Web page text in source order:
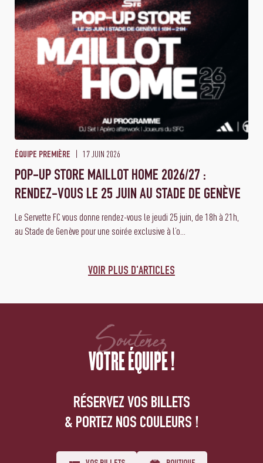
ÉQUIPE PREMIÈRE 17 JUIN 2026
POP-UP STORE MAILLOT HOME 2026/27 :
RENDEZ-VOUS LE 25 JUIN AU STADE DE GENÈVE
Le Servette FC vous donne rendez-vous le jeudi 25 juin, de 18h à 21h,
au Stade de Genève pour une soirée exclusive à l’o...
VOIR PLUS D'ARTICLES
Soutenez
VOTRE ÉQUIPE !
RÉSERVEZ VOS BILLETS
& PORTEZ NOS COULEURS !